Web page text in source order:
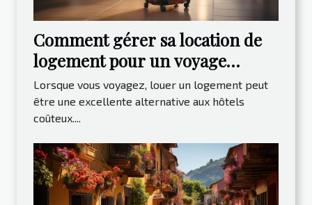
Comment gérer sa location de
logement pour un voyage
paisible ?
Lorsque vous voyagez, louer un logement peut
être une excellente alternative aux hôtels
coûteux....